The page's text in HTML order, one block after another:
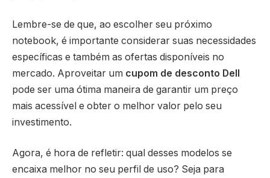
Lembre-se de que, ao escolher seu próximo
notebook, é importante considerar suas necessidades
específicas e também as ofertas disponíveis no
mercado. Aproveitar um cupom de desconto Dell
pode ser uma ótima maneira de garantir um preço
mais acessível e obter o melhor valor pelo seu
investimento.
Agora, é hora de refletir: qual desses modelos se
encaixa melhor no seu perfil de uso? Seja para